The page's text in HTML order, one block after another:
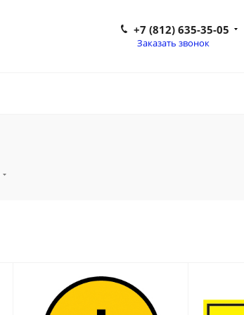
+7 (812) 635-35-05
Заказать звонок